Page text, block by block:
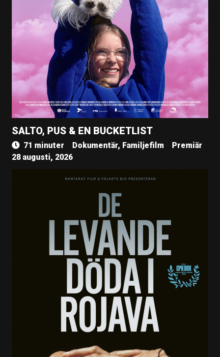
SALTO, PUS & EN BUCKETLIST
71 minuter Dokumentär, Familjefilm
Premiär
28 augusti, 2026